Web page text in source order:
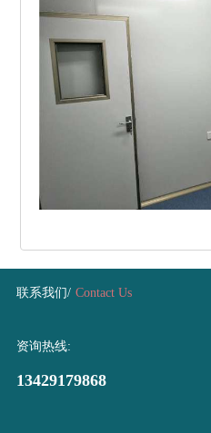
联系我们/ Contact Us
资询热线:
13429179868